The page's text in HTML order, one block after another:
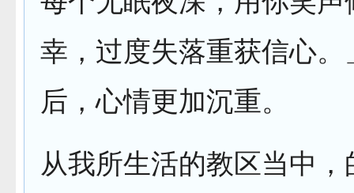
幸，过度失落重获信心。
后，心情更加沉重。
从我所生活的教区当中